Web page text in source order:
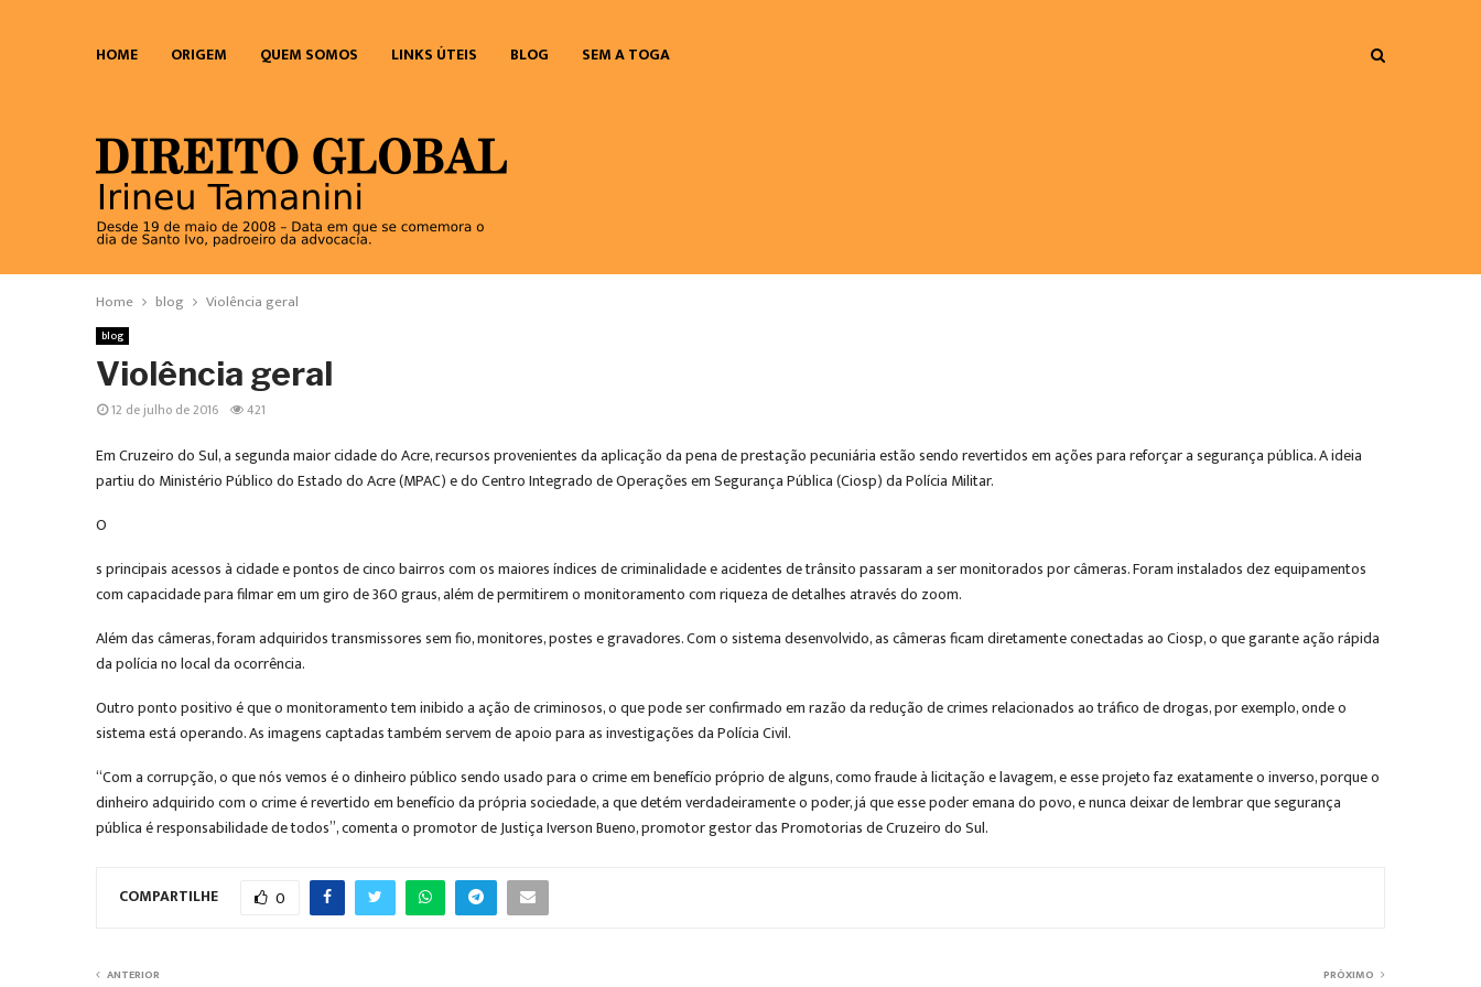
HOME ORIGEM QUEM SOMOS LINKS ÚTEIS BLOG SEM A TOGA
Home blog Violência geral
blog
Violência geral
12 de julho de 2016 421
Em Cruzeiro do Sul, a segunda maior cidade do Acre, recursos provenientes da aplicação da pena de prestação pecuniária estão sendo revertidos em ações para reforçar a segurança pública. A ideia
partiu do Ministério Público do Estado do Acre (MPAC) e do Centro Integrado de Operações em Segurança Pública (Ciosp) da Polícia Militar.
O
s principais acessos à cidade e pontos de cinco bairros com os maiores índices de criminalidade e acidentes de trânsito passaram a ser monitorados por câmeras. Foram instalados dez equipamentos
com capacidade para filmar em um giro de 360 graus, além de permitirem o monitoramento com riqueza de detalhes através do zoom.
Além das câmeras, foram adquiridos transmissores sem fio, monitores, postes e gravadores. Com o sistema desenvolvido, as câmeras ficam diretamente conectadas ao Ciosp, o que garante ação rápida
da polícia no local da ocorrência.
Outro ponto positivo é que o monitoramento tem inibido a ação de criminosos, o que pode ser confirmado em razão da redução de crimes relacionados ao tráfico de drogas, por exemplo, onde o
sistema está operando. As imagens captadas também servem de apoio para as investigações da Polícia Civil.
“Com a corrupção, o que nós vemos é o dinheiro público sendo usado para o crime em benefício próprio de alguns, como fraude à licitação e lavagem, e esse projeto faz exatamente o inverso, porque o
dinheiro adquirido com o crime é revertido em benefício da própria sociedade, a que detém verdadeiramente o poder, já que esse poder emana do povo, e nunca deixar de lembrar que segurança
pública é responsabilidade de todos”, comenta o promotor de Justiça Iverson Bueno, promotor gestor das Promotorias de Cruzeiro do Sul.
COMPARTILHE 0
ANTERIOR PRÓXIMO